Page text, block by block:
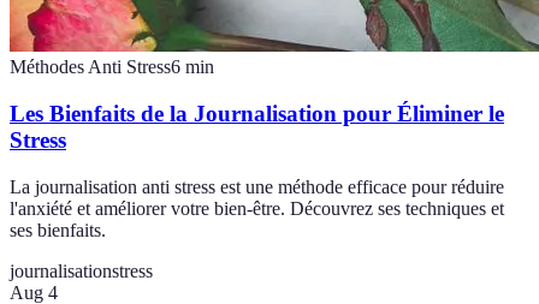
Méthodes Anti Stress6 min
Les Bienfaits de la Journalisation pour Éliminer le
Stress
La journalisation anti stress est une méthode efficace pour réduire
l'anxiété et améliorer votre bien-être. Découvrez ses techniques et
ses bienfaits.
journalisationstress
Aug 4